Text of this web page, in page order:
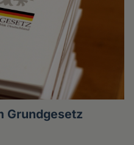
Grundgesetz